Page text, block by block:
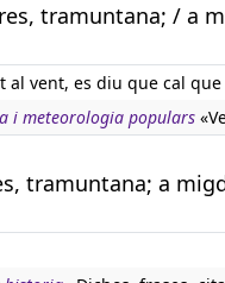
tramuntana; / a
al vent, es diu que cal
i meteorologia populars
tramuntana; a